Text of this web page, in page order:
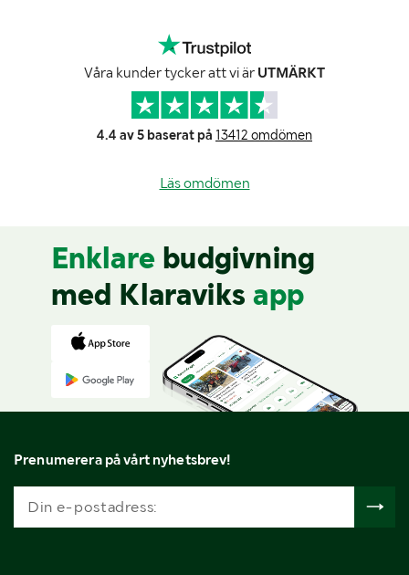
Våra kunder tycker att vi är UTMÄRKT
4.4 av 5 baserat på 13412 omdömen
Läs omdömen
Enklare budgivning
med Klaraviks app
Prenumerera på vårt nyhetsbrev!